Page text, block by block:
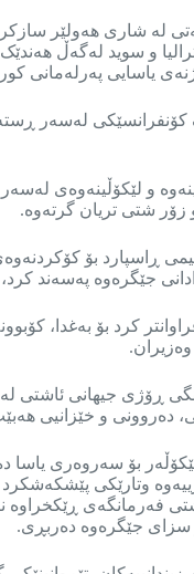
نێودەوڵەتی لە شاری
دهۆک
چەندین لێکۆڵینەوە و
زۆر شتی تریان گرتەوە.
ئیبراهیمی ڕاسپارد
جێگرەوە پەسەند کرد،
هەوڵەکانی فراوانتر
لە چوارچێوەی ئاهەنگی
دەروونی و خێزانیی
بۆ سەروەری
وتارێکی
فەرمانگەی ڕێکخراوە
سزای جێگرەوە دەربڕی.